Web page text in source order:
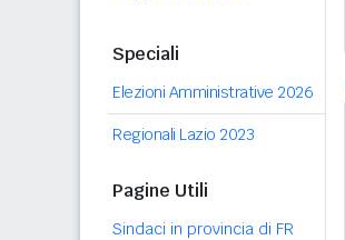
Speciali
Elezioni Amministrative 2026
Regionali Lazio 2023
Pagine Utili
Sindaci in provincia di FR